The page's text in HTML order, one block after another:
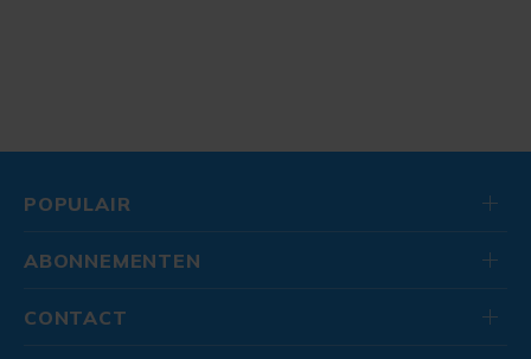
POPULAIR
ABONNEMENTEN
CONTACT